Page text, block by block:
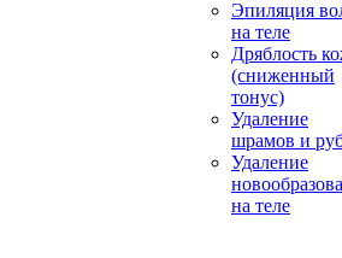
Эпиляция
на теле
Дряблость
(сниженный
тонус)
Удаление
шрамов и
Удаление
на теле